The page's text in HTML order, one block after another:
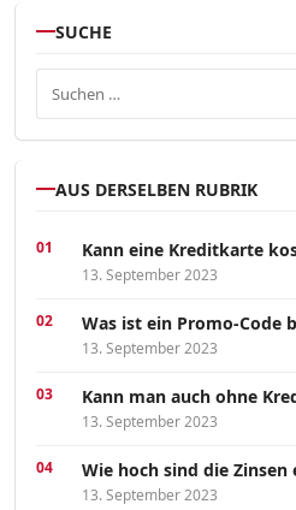
SUCHE
AUS DERSELBEN RUBRIK
Kann eine Kreditkarte
13. September 2023
Was ist ein Promo-Code
13. September 2023
Kann man auch ohne
13. September 2023
Wie hoch sind die
13. September 2023